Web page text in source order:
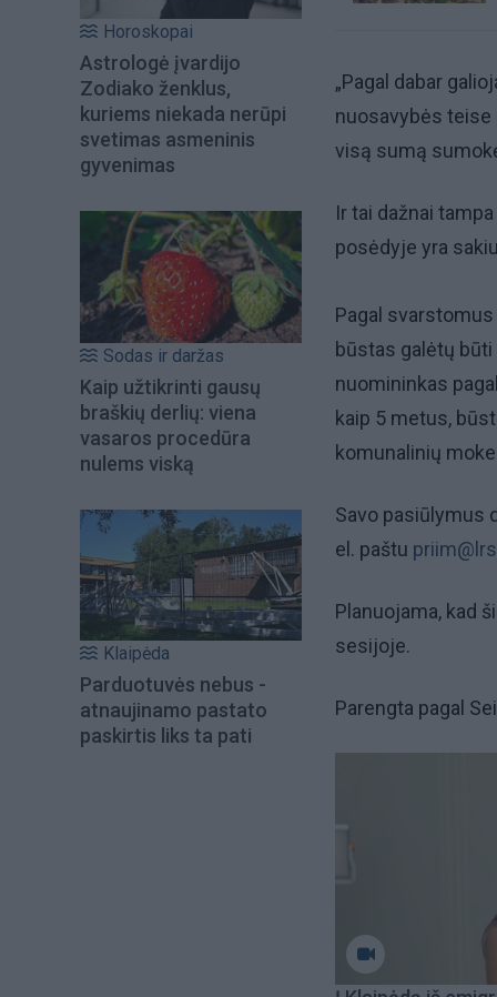
Horoskopai
Astrologė įvardijo
Zodiako ženklus,
kuriems niekada nerūpi
svetimas asmeninis
gyvenimas
Sodas ir daržas
Kaip užtikrinti gausų
braškių derlių: viena
vasaros procedūra
nulems viską
Klaipėda
Parduotuvės nebus -
atnaujinamo pastato
paskirtis liks ta pati
„Pagal dabar
nuosavybės teise
visą sumą
Ir tai dažnai
posėdyje yra
Pagal
būstas galėtų
nuomininkas
kaip 5 metus,
komunalinių
Savo pasiūlymus
el. paštu
Planuojama, kad
sesijoje.
Parengta pagal